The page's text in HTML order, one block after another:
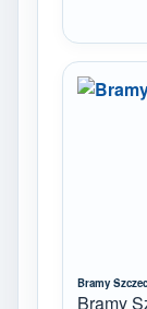
Bramy
Bramy